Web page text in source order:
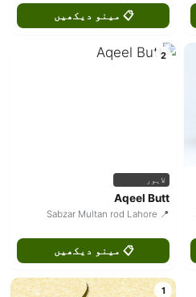
📋 مینو دیکھیں
2
لاہور
Aqeel Butt
📍 Sabzar Multan rod Lahore
📋 مینو دیکھیں
1